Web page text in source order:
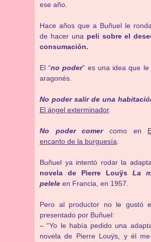
ese año.
Hace años que a Buñuel le
de hacer una peli sobre el
consumación.
El “no poder” es una idea que
aragonés.
No poder salir de una
El ángel exterminador.
No poder comer como en
encanto de la burguesía
Buñuel ya intentó rodar la
novela de Pierre Louÿs La
pelele en Francia, en 1957.
Pero al productor no le gustó
presentado por Buñuel:
– “Yo le había pedido una
novela de Pierre Louÿs, y él